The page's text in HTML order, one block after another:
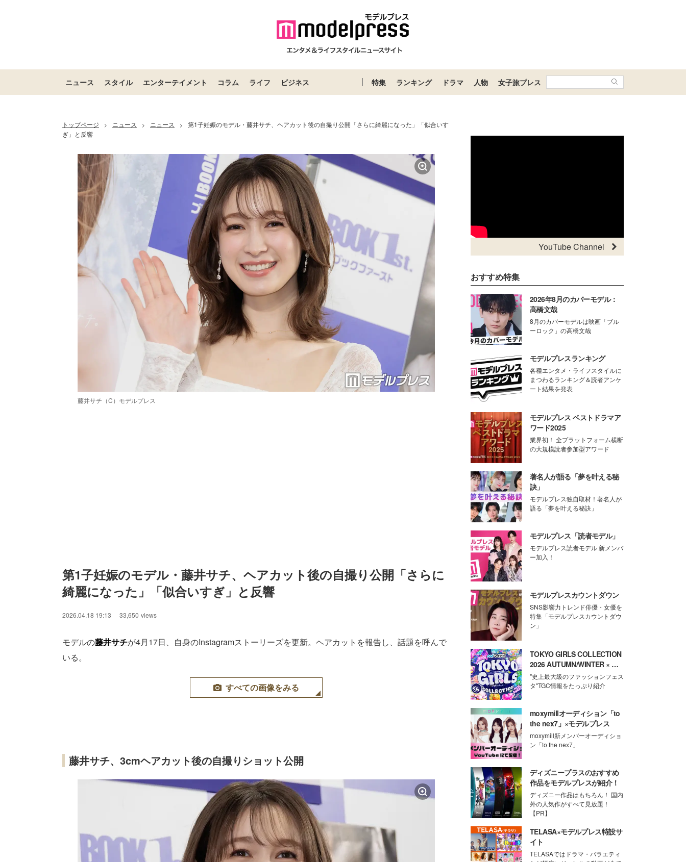
ニュース スタイル エンターテイメント コラム ライフ ビジネス 特集 ランキング ドラマ 人物 女子旅プレス
トップページ > ニュース > ニュース >
第1子妊娠のモデル・藤井サチ、ヘアカット後の自撮り公開「さらに綺麗になった」「似合いす
ぎ」と反響
藤井サチ（C）モデルプレス
第1子妊娠のモデル・藤井サチ、ヘアカット後の自撮り公開「さらに
綺麗になった」「似合いすぎ」と反響
2026.04.18 19:13 33,650 views
モデルの藤井サチが4月17日、自身のInstagramストーリーズを更新。ヘアカットを報告し、話題を呼んで
いる。
すべての画像をみる
藤井サチ、3cmヘアカット後の自撮りショット公開
YouTube Channel
おすすめ特集
2026年8月のカバーモデル：
高橋文哉
8月のカバーモデルは映画「ブル
ーロック」の高橋文哉
モデルプレスランキング
各種エンタメ・ライフスタイルに
まつわるランキング＆読者アンケ
ート結果を発表
モデルプレス ベストドラマア
ワード2025
業界初！ 全プラットフォーム横断
の大規模読者参加型アワード
著名人が語る「夢を叶える秘
訣」
モデルプレス独自取材！著名人が
語る「夢を叶える秘訣」
モデルプレス「読者モデル」
モデルプレス読者モデル 新メンバ
ー加入！
モデルプレスカウントダウン
SNS影響力トレンド俳優・女優を
特集「モデルプレスカウントダウ
ン」
TOKYO GIRLS COLLECTION
2026 AUTUMN/WINTER × モ
デルプレス
"史上最大級のファッションフェス
タ"TGC情報をたっぷり紹介
moxymillオーディション「to
the nex7」×モデルプレス
moxymill新メンバーオーディショ
ン「to the nex7」
ディズニープラスのおすすめ
作品をモデルプレスが紹介！
ディズニー作品はもちろん！ 国内
外の人気作がすべて見放題！
【PR】
TELASA×モデルプレス特設サ
イト
TELASAではドラマ・バラエティ